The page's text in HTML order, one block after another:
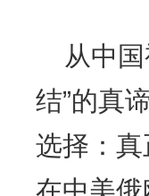
从中
结”的真
选择：真